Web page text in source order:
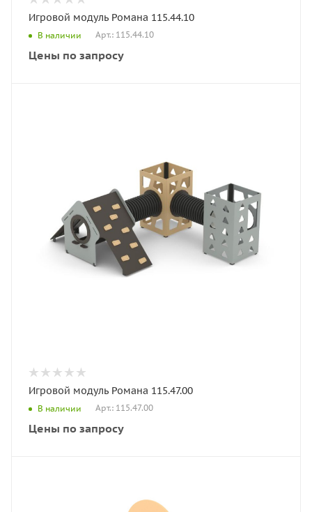
Игровой модуль Романа 115.44.10
В наличии Арт.: 115.44.10
Цены по запросу
Игровой модуль Романа 115.47.00
В наличии Арт.: 115.47.00
Цены по запросу